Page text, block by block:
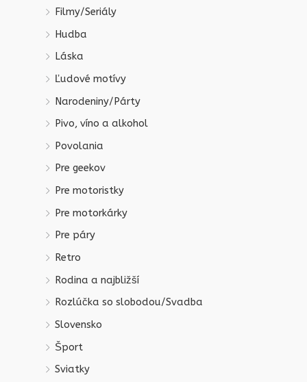
Filmy/Seriály
Hudba
Láska
Ľudové motívy
Narodeniny/Párty
Pivo, víno a alkohol
Povolania
Pre geekov
Pre motoristky
Pre motorkárky
Pre páry
Retro
Rodina a najbližší
Rozlúčka so slobodou/Svadba
Slovensko
Šport
Sviatky